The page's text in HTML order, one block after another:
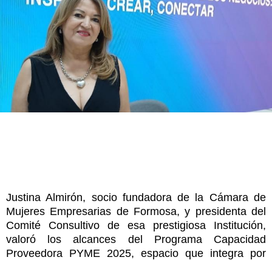
Justina Almirón, socio fundadora de la Cámara de
Mujeres Empresarias de Formosa, y presidenta del
Comité Consultivo de esa prestigiosa Institución,
valoró los alcances del Programa Capacidad
Proveedora PYME 2025, espacio que integra por